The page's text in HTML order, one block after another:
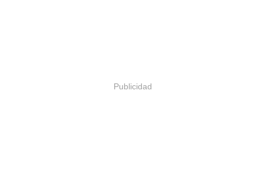
Publicidad